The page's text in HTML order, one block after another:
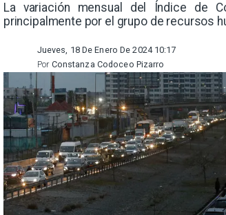
​La variación mensual del Índice de
principalmente por el grupo de recursos
Jueves, 18 De Enero De 2024 10:17
Constanza Codoceo Pizarro
Por